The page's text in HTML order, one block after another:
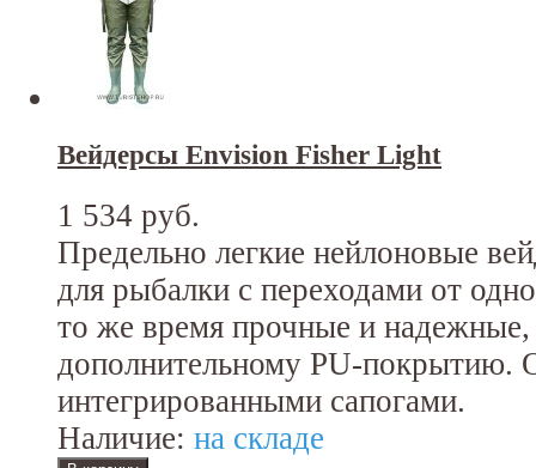
Вейдерсы Envision Fisher Light
1 534 руб.
Предельно легкие нейлоновые
для рыбалки с переходами от
то же время прочные и надежные,
дополнительному PU-покрытию.
интегрированными сапогами.
Наличие: на складе